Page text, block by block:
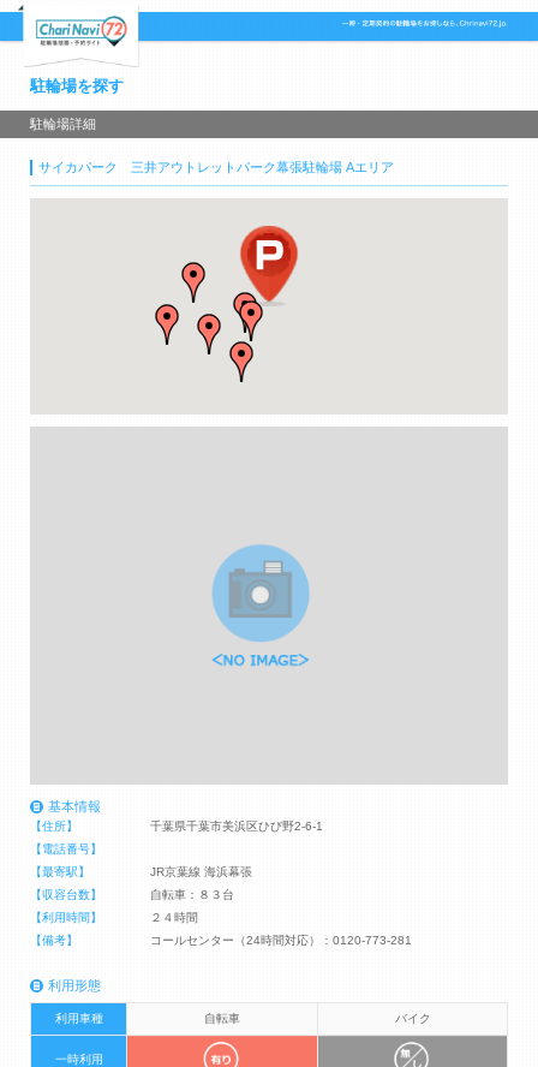
駐輪場を探す
駐輪場詳細
サイカパーク 三井アウトレットパーク幕張駐輪場 Aエリア
基本情報
【住所】
千葉県千葉市美浜区ひび野2-6-1
【電話番号】
【最寄駅】
JR京葉線 海浜幕張
【収容台数】
自転車：８３台
【利用時間】
２４時間
【備考】
コールセンター（24時間対応）：0120-773-281
利用形態
利用車種 自転車 バイク
一時利用